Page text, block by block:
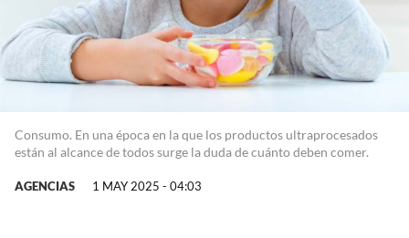
Consumo. En una época en la que los productos ultraprocesados
están al alcance de todos surge la duda de cuánto deben comer.
AGENCIAS 1 MAY 2025 - 04:03